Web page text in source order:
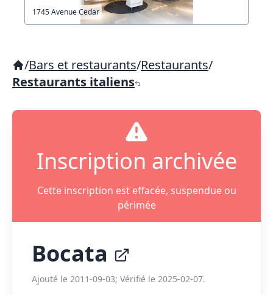
1745 Avenue Cedar
/Bars et restaurants/Restaurants/
Restaurants italiens
Inscription archivée
Cette inscription est effacée, suspendue ou
périmée
Bocata
Ajouté le 2011-09-03; Vérifié le 2025-02-07.